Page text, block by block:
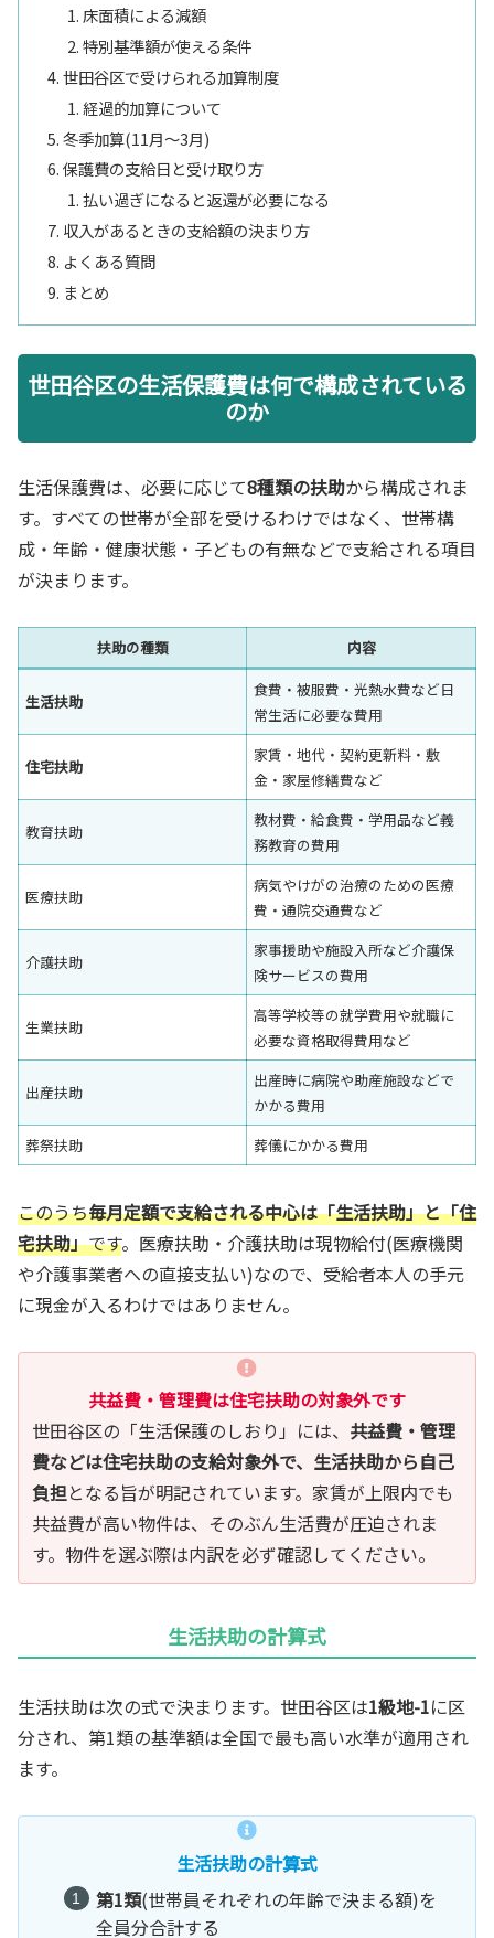
床面積による減額
特別基準額が使える条件
世田谷区で受けられる加算制度
経過的加算について
冬季加算(11月〜3月)
保護費の支給日と受け取り方
払い過ぎになると返還が必要になる
収入があるときの支給額の決まり方
よくある質問
まとめ
世田谷区の生活保護費は何で構成されている
のか
生活保護費は、必要に応じて8種類の扶助から構成されま
す。すべての世帯が全部を受けるわけではなく、世帯構
成・年齢・健康状態・子どもの有無などで支給される項目
が決まります。
扶助の種類 内容
生活扶助
食費・被服費・光熱水費など日
常生活に必要な費用
住宅扶助
家賃・地代・契約更新料・敷
金・家屋修繕費など
教育扶助
教材費・給食費・学用品など義
務教育の費用
医療扶助
病気やけがの治療のための医療
費・通院交通費など
介護扶助
家事援助や施設入所など介護保
険サービスの費用
生業扶助
高等学校等の就学費用や就職に
必要な資格取得費用など
出産扶助
出産時に病院や助産施設などで
かかる費用
葬祭扶助
葬儀にかかる費用
このうち毎月定額で支給される中心は「生活扶助」と「住
宅扶助」です。医療扶助・介護扶助は現物給付(医療機関
や介護事業者への直接支払い)なので、受給者本人の手元
に現金が入るわけではありません。
共益費・管理費は住宅扶助の対象外です
世田谷区の「生活保護のしおり」には、 共益費・管理
費などは住宅扶助の支給対象外で、生活扶助から自己
負担となる旨が明記されています。家賃が上限内でも
共益費が高い物件は、そのぶん生活費が圧迫されま
す。物件を選ぶ際は内訳を必ず確認してください。
生活扶助の計算式
生活扶助は次の式で決まります。世田谷区は1級地-1に区
分され、第1類の基準額は全国で最も高い水準が適用され
ます。
生活扶助の計算式
第1類(世帯員それぞれの年齢で決まる額)を
全員分合計する